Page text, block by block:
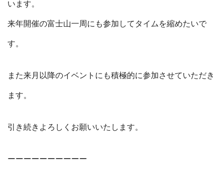
います。
来年開催の富士山一周にも参加してタイムを縮めたいで
す。
また来月以降のイベントにも積極的に参加させていただき
ます。
引き続きよろしくお願いいたします。
ーーーーーーーーーー